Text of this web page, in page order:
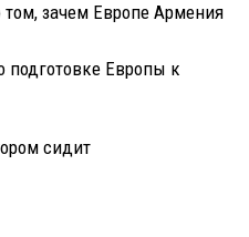
зачем Европе Армения
Европы к
сидит